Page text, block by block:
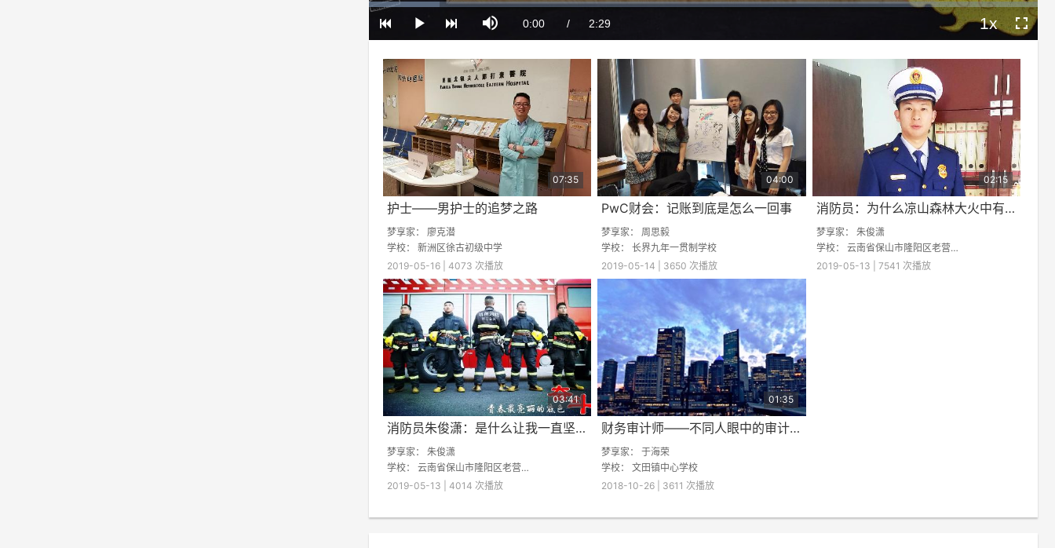
Play
Current
Time
0:00 / Duration
2:29
Loaded:
0%
Progress:
0%
Playback
Rate
1x
07:35
护士——男护士的追梦之路
梦享家： 廖克潜
学校： 新洲区徐古初级中学
2019-05-16 | 4073 次播放
04:00
PwC财会：记账到底是怎么一回事
梦享家：周思毅
学校：长界九年一贯制学校
2019-05-14 | 3650 次播放
02:15
消防员：为什么凉山森林大火中有那么多消防员英勇牺牲
梦享家： 朱俊潇
学校： 云南省保山市隆阳区老营中学
2019-05-13 | 7541 次播放
03:41
消防员朱俊潇：是什么让我一直坚持？
梦享家： 朱俊潇
学校： 云南省保山市隆阳区老营中学
2019-05-13 | 4014 次播放
01:35
财务审计师——不同人眼中的审计师
梦享家： 于海荣
学校：文田镇中心学校
2018-10-26 | 3611 次播放